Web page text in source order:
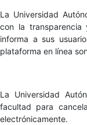
La Universidad
con la transparencia
informa a sus
plataforma en línea
La Universidad
facultad para
electrónicamente.